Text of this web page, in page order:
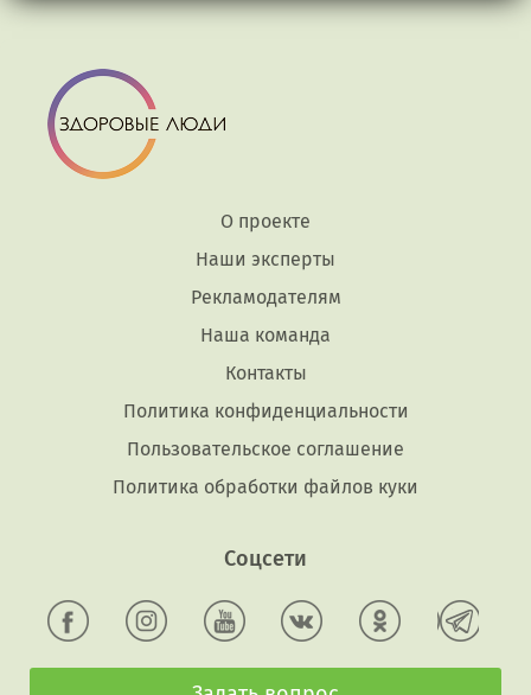
О проекте
Наши эксперты
Рекламодателям
Наша команда
Контакты
Политика конфиденциальности
Пользовательское соглашение
Политика обработки файлов куки
Соцсети